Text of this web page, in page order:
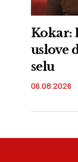
Kokar:
uslove
selu
06.08.2026